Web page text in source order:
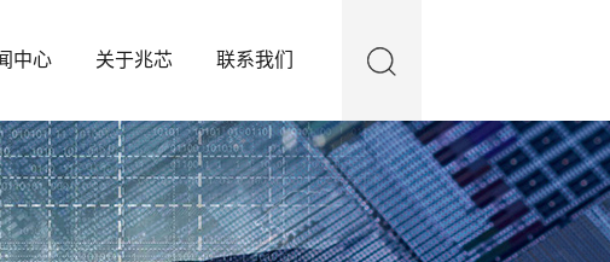
中心 关于兆芯 联系我们